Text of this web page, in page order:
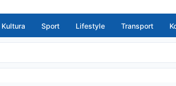
Kultura Sport Lifestyle Transport